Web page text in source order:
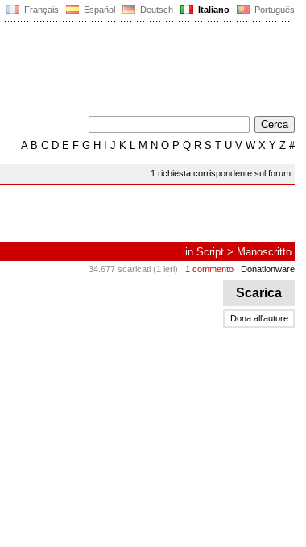
Français Español Deutsch Italiano Português
AB C D E F G H J K L M N O P Q R S T U V W X Y Z #
1 richiesta corrispondente sul forum
in Script > Manoscritto
34.677 scaricati (1 ieri) 1 commento Donationware
Scarica
Dona all'autore